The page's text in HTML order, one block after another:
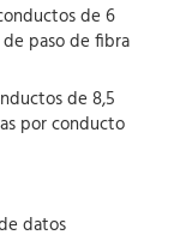
de 6
paso de fibra
de 8,5
por conducto
datos